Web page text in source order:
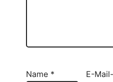
Name *
E-Mail-